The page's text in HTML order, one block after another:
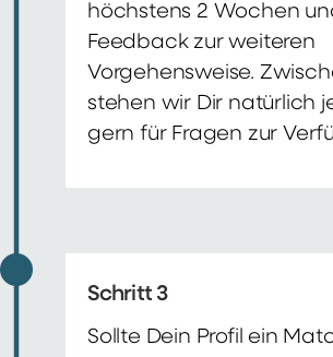
höchstens 2 Wochen
Feedback zur weiteren
Vorgehensweise.
stehen wir Dir natürlich
gern für Fragen zur
Schritt 3
Sollte Dein Profil ein